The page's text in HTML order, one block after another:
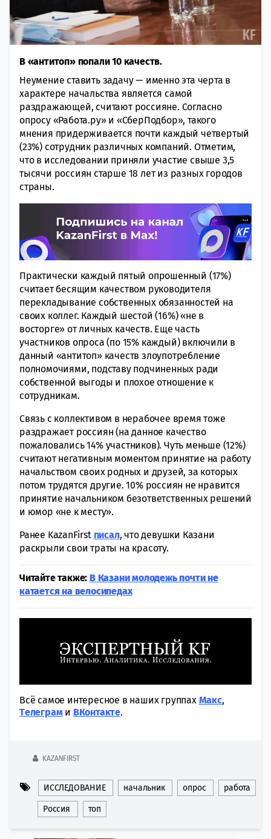
В «антитоп» попали 10 качеств.
Неумение ставить задачу — именно эта черта в
характере начальства является самой
раздражающей, считают россияне. Согласно
опросу «Работа.ру» и «СберПодбор», такого
мнения придерживается почти каждый четвертый
(23%) сотрудник различных компаний. Отметим,
что в исследовании приняли участие свыше 3,5
тысячи россиян старше 18 лет из разных городов
страны.
Практически каждый пятый опрошенный (17%)
считает бесящим качеством руководителя
перекладывание собственных обязанностей на
своих коллег. Каждый шестой (16%) «не в
восторге» от личных качеств. Еще часть
участников опроса (по 15% каждый) включили в
данный «антитоп» качеств злоупотребление
полномочиями, подставу подчиненных ради
собственной выгоды и плохое отношение к
сотрудникам.
Связь с коллективом в нерабочее время тоже
раздражает россиян (на данное качество
пожаловались 14% участников). Чуть меньше (12%)
считают негативным моментом принятие на работу
начальством своих родных и друзей, за которых
потом трудятся другие. 10% россиян не нравится
принятие начальником безответственных решений
и юмор «не к месту».
Ранее KazanFirst писал, что девушки Казани
раскрыли свои траты на красоту.
Читайте также: В Казани молодежь почти не
катается на велосипедах
Всё самое интересное в наших группах Макс,
Tелеграми ВКонтакте.
KAZANFIRST
ИССЛЕДОВАНИЕ начальник опрос работа
Россия топ